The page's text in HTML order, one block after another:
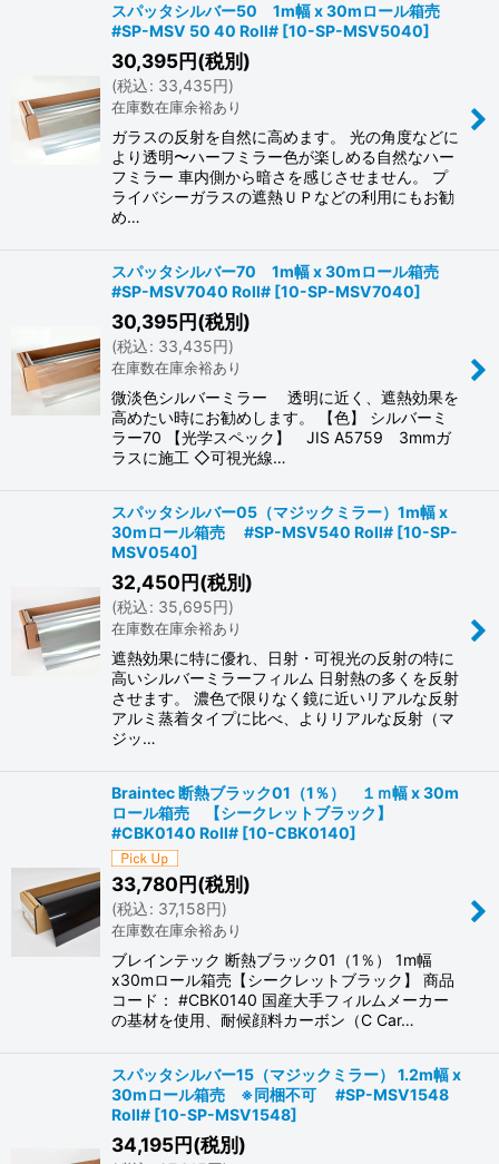
スパッタシルバー50 1m幅 x 30mロール箱売
#SP-MSV 50 40 Roll# [10-SP-MSV5040]
30,395円(税別)
(税込: 33,435円)
在庫数在庫余裕あり
ガラスの反射を自然に高めます。 光の角度などに
より透明〜ハーフミラー色が楽しめる自然なハー
フミラー 車内側から暗さを感じさせません。 プ
ライバシーガラスの遮熱ＵＰなどの利用にもお勧
め…
スパッタシルバー70 1m幅 x 30mロール箱売
#SP-MSV7040 Roll# [10-SP-MSV7040]
30,395円(税別)
(税込: 33,435円)
在庫数在庫余裕あり
微淡色シルバーミラー 透明に近く、遮熱効果を
高めたい時にお勧めします。 【色】 シルバーミ
ラー70 【光学スペック】 JIS A5759 3mmガ
ラスに施工 ◇可視光線…
スパッタシルバー05（マジックミラー）1m幅 x
30mロール箱売 #SP-MSV540 Roll# [10-SP-
MSV0540]
32,450円(税別)
(税込: 35,695円)
在庫数在庫余裕あり
遮熱効果に特に優れ、日射・可視光の反射の特に
高いシルバーミラーフィルム 日射熱の多くを反射
させます。 濃色で限りなく鏡に近いリアルな反射
アルミ蒸着タイプに比べ、よりリアルな反射（マ
ジッ…
Braintec 断熱ブラック01（1％） １ｍ幅 x 30m
ロール箱売 【シークレットブラック】
#CBK0140 Roll# [10-CBK0140]
33,780円(税別)
(税込: 37,158円)
在庫数在庫余裕あり
ブレインテック 断熱ブラック01（1％） 1m幅
x30mロール箱売【シークレットブラック】 商品
コード： #CBK0140 国産大手フィルムメーカー
の基材を使用、耐候顔料カーボン（C Car…
スパッタシルバー15（マジックミラー） 1.2m幅 x
30mロール箱売 ※同梱不可 #SP-MSV1548
Roll# [10-SP-MSV1548]
34,195円(税別)